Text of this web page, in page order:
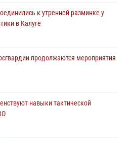
к утренней разминке у
в Калуге
продолжаются мероприятия
навыки тактической